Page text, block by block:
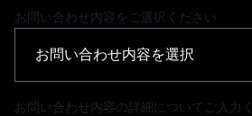
お問い合わせ内容をご選択ください
お問い合わせ内容の詳細についてご入力